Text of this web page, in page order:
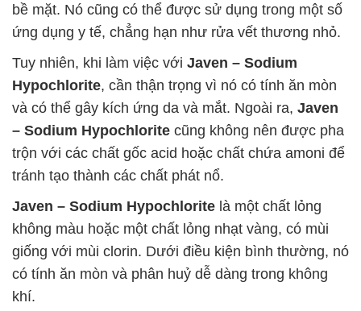
bề mặt. Nó cũng có thể được sử dụng trong một số
ứng dụng y tế, chẳng hạn như rửa vết thương nhỏ.
Tuy nhiên, khi làm việc với Javen – Sodium
Hypochlorite, cần thận trọng vì nó có tính ăn mòn
và có thể gây kích ứng da và mắt. Ngoài ra, Javen
– Sodium Hypochlorite cũng không nên được pha
trộn với các chất gốc acid hoặc chất chứa amoni để
tránh tạo thành các chất phát nổ.
Javen – Sodium Hypochlorite là một chất lỏng
không màu hoặc một chất lỏng nhạt vàng, có mùi
giống với mùi clorin. Dưới điều kiện bình thường, nó
có tính ăn mòn và phân huỷ dễ dàng trong không
khí.